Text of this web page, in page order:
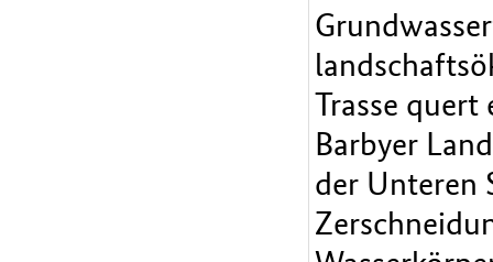
Trasse
Barbyer
der Unteren